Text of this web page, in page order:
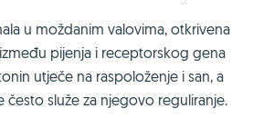
u moždanim valovima, otkrivena
pijenja i receptorskog gena
utječe na raspoloženje i san, a
često služe za njegovo reguliranje.